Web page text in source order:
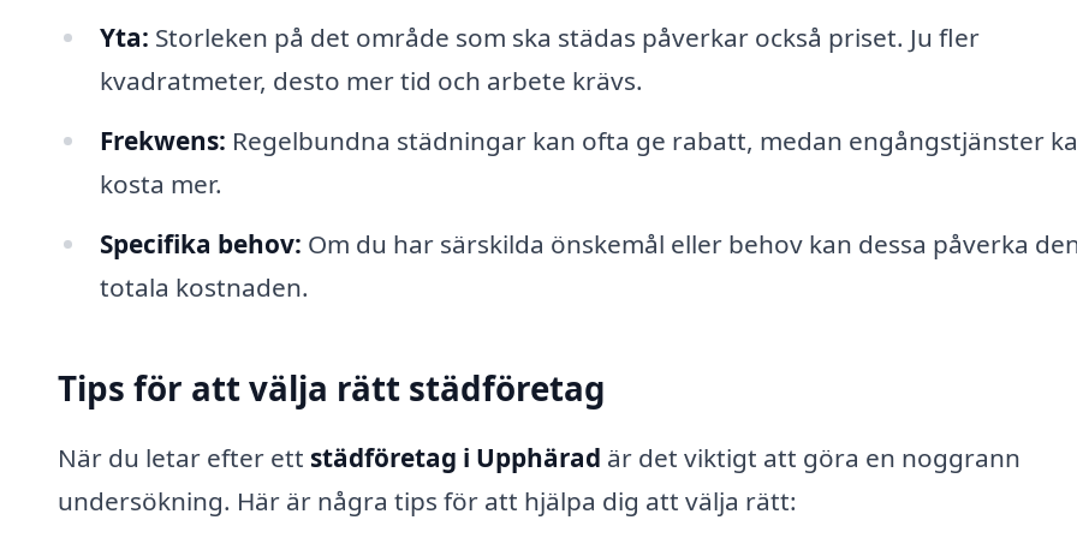
Yta: Storleken på det område som ska städas påverkar också priset. Ju fler
kvadratmeter, desto mer tid och arbete krävs.
Frekwens: Regelbundna städningar kan ofta ge rabatt, medan engångstjänster
kosta mer.
Specifika behov: Om du har särskilda önskemål eller behov kan dessa påverka
totala kostnaden.
Tips för att välja rätt städföretag
När du letar efter ett städföretag i Upphärad är det viktigt att göra en noggrann
undersökning. Här är några tips för att hjälpa dig att välja rätt: